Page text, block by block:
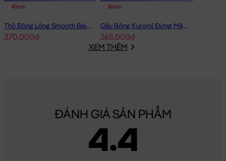
45cm
Thỏ Bông Lông Smooth Beige Rabbit
370,000đ
50cm
Gấu Bông Kuromi Đứng Mặc Yếm Tím
265,000đ
XEM THÊM
ĐÁNH GIÁ SẢN PHẨM
4.4